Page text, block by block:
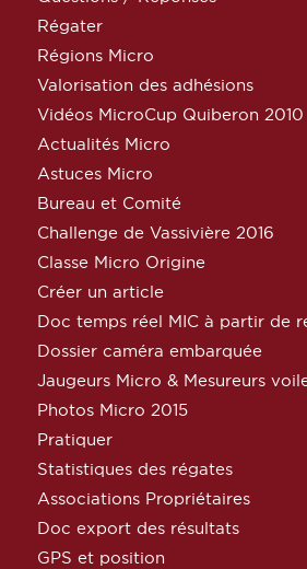
Régater
Régions Micro
Valorisation des adhésions
Vidéos MicroCup Quiberon 2010
Actualités Micro
Astuces Micro
Bureau et Comité
Challenge de Vassivière 2016
Classe Micro Origine
Créer un article
Doc temps réel MIC à partir de
Dossier caméra embarquée
Jaugeurs Micro & Mesureurs
Photos Micro 2015
Pratiquer
Statistiques des régates
Associations Propriétaires
Doc export des résultats
GPS et position